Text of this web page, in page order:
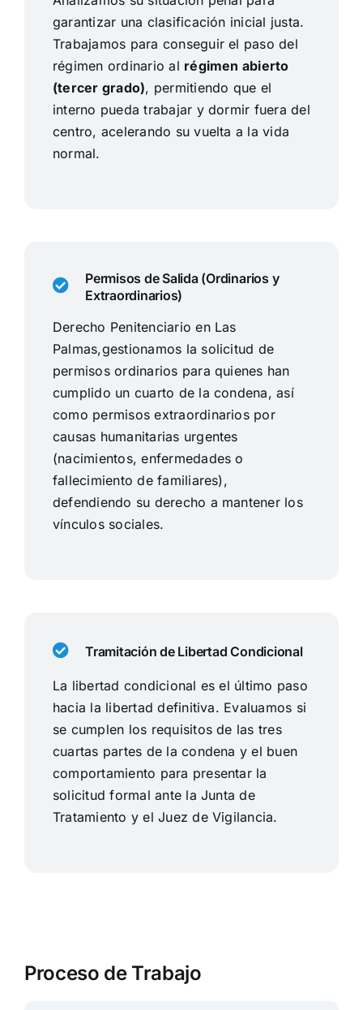
garantizar una clasificación inicial justa.
Trabajamos para conseguir el paso del
régimen ordinario al régimen abierto
(tercer grado), permitiendo que el
interno pueda trabajar y dormir fuera del
centro, acelerando su vuelta a la vida
normal.
Permisos de Salida (Ordinarios y
Extraordinarios)
Derecho Penitenciario en Las
Palmas,gestionamos la solicitud de
permisos ordinarios para quienes han
cumplido un cuarto de la condena, así
como permisos extraordinarios por
causas humanitarias urgentes
(nacimientos, enfermedades o
fallecimiento de familiares),
defendiendo su derecho a mantener los
vínculos sociales.
Tramitación de Libertad Condicional
La libertad condicional es el último paso
hacia la libertad definitiva. Evaluamos si
se cumplen los requisitos de las tres
cuartas partes de la condena y el buen
comportamiento para presentar la
solicitud formal ante la Junta de
Tratamiento y el Juez de Vigilancia.
Proceso de Trabajo